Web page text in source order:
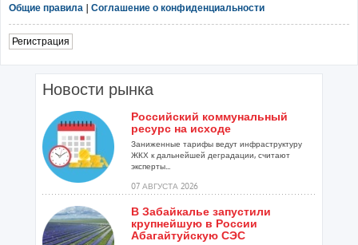
Общие правила | Соглашение о конфиденциальности
Регистрация
Новости рынка
Российский коммунальный
ресурс на исходе
Заниженные тарифы ведут инфраструктуру
ЖКХ к дальнейшей деградации, считают
эксперты...
07 АВГУСТА 2026
В Забайкалье запустили
крупнейшую в России
Абагайтуйскую СЭС